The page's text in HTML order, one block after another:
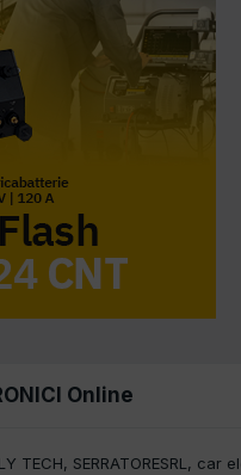
Online
TECH SERRATORESRL car